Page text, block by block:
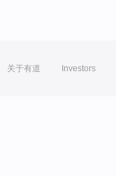
关于有道 Investors